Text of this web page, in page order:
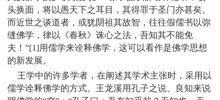
头换面，将以愚天下之耳目，其得罪于圣门亦甚矣。
而近世之谈道者，或犹阴祖其故智，往往假儒书以弥
缝佛学，律以《春秋》诛心之法，吾知其不能免
夫！”[1]用儒学来诠释佛学，这可以看作是佛学思想
的新发展。
王学中的许多学者，在阐述其学术主张时，采用以
儒学诠释佛学的方式。王龙溪用孔子之说、良知来说